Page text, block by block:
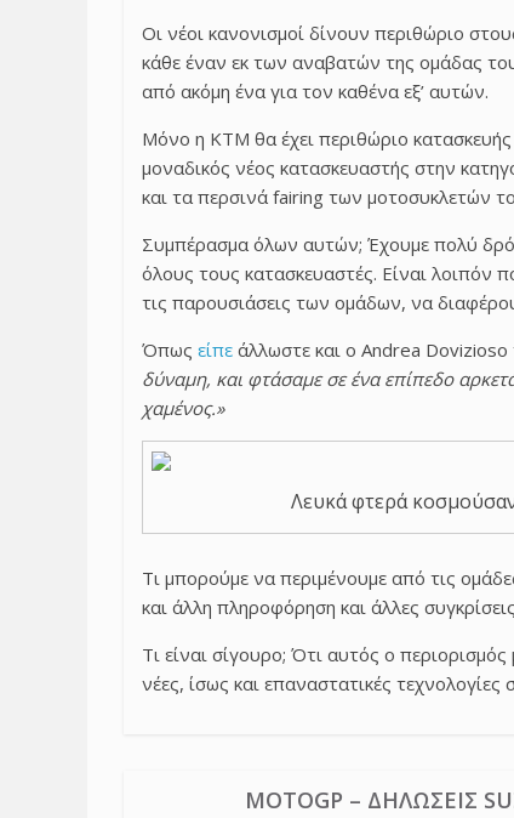
Οι νέοι κανονισμοί δίνουν περιθώριο
κάθε έναν εκ των αναβατών της ομάδας
από ακόμη ένα για τον καθένα εξ’ αυτών.
Μόνο η KTM θα έχει περιθώριο
μοναδικός νέος κατασκευαστής στην
και τα περσινά fairing των μοτοσυκλετών
Συμπέρασμα όλων αυτών; Έχουμε πολύ
όλους τους κατασκευαστές. Είναι λοιπόν
τις παρουσιάσεις των ομάδων, να
Όπως είπε άλλωστε και ο Andrea Dovizioso
δύναμη, και φτάσαμε σε ένα επίπεδο
χαμένος.»
Λευκά φτερά
Τι μπορούμε να περιμένουμε από τις
και άλλη πληροφόρηση και άλλες
Τι είναι σίγουρο; Ότι αυτός ο
νέες, ίσως και επαναστατικές
MOTOGP – ΔΗΛΏΣΕΙΣ